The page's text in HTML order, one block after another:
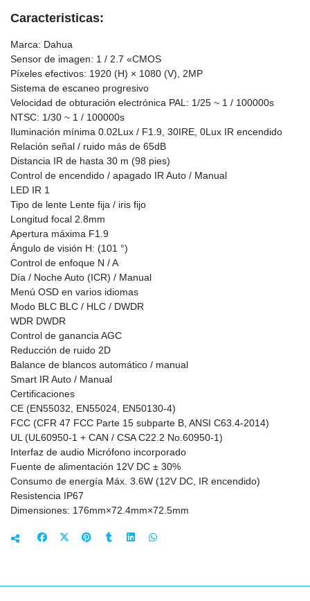
Caracteristicas:
Marca: Dahua
Sensor de imagen: 1 / 2.7 «CMOS
Píxeles efectivos: 1920 (H) × 1080 (V), 2MP
Sistema de escaneo progresivo
Velocidad de obturación electrónica PAL: 1/25 ~ 1 / 100000s
NTSC: 1/30 ~ 1 / 100000s
Iluminación mínima 0.02Lux / F1.9, 30IRE, 0Lux IR encendido
Relación señal / ruido más de 65dB
Distancia IR de hasta 30 m (98 pies)
Control de encendido / apagado IR Auto / Manual
LED IR 1
Tipo de lente Lente fija / iris fijo
Longitud focal 2.8mm
Apertura máxima F1.9
Ángulo de visión H: (101 °)
Control de enfoque N / A
Día / Noche Auto (ICR) / Manual
Menú OSD en varios idiomas
Modo BLC BLC / HLC / DWDR
WDR DWDR
Control de ganancia AGC
Reducción de ruido 2D
Balance de blancos automático / manual
Smart IR Auto / Manual
Certificaciones
CE (EN55032, EN55024, EN50130-4)
FCC (CFR 47 FCC Parte 15 subparte B, ANSI C63.4-2014)
UL (UL60950-1 + CAN / CSA C22.2 No.60950-1)
Interfaz de audio Micrófono incorporado
Fuente de alimentación 12V DC ± 30%
Consumo de energía Máx. 3.6W (12V DC, IR encendido)
Resistencia IP67
Dimensiones: 176mm×72.4mm×72.5mm